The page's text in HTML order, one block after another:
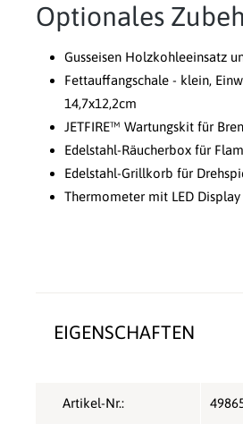
Optionales
Gusseisen Holzkohleeinsatz
Fettauffangschale - klein,
14,7x12,2cm
JETFIRE™ Wartungskit für
Edelstahl-Räucherbox für
Edelstahl-Grillkorb für
Thermometer mit LED Display
EIGENSCHAFTEN
Artikel-Nr.: